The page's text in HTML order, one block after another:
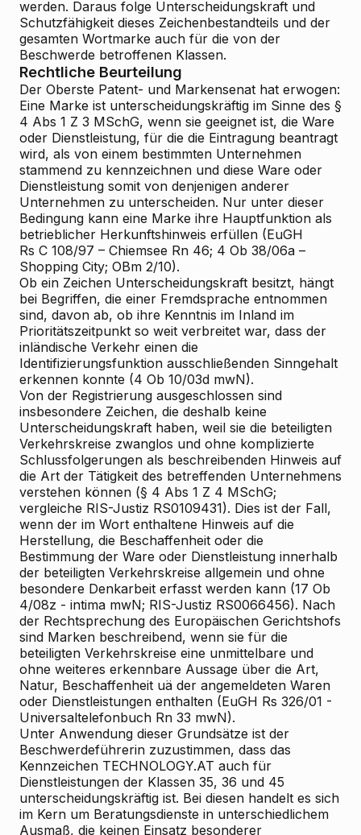
werden. Daraus folge Unterscheidungskraft und
Schutzfähigkeit dieses Zeichenbestandteils und der
gesamten Wortmarke auch für die von der
Beschwerde betroffenen Klassen.
Rechtliche Beurteilung
Der Oberste Patent- und Markensenat hat erwogen:
Eine Marke ist unterscheidungskräftig im Sinne des §
4 Abs 1 Z 3 MSchG, wenn sie geeignet ist, die Ware
oder Dienstleistung, für die die Eintragung beantragt
wird, als von einem bestimmten Unternehmen
stammend zu kennzeichnen und diese Ware oder
Dienstleistung somit von denjenigen anderer
Unternehmen zu unterscheiden. Nur unter dieser
Bedingung kann eine Marke ihre Hauptfunktion als
betrieblicher Herkunftshinweis erfüllen (EuGH
Rs C 108/97 – Chiemsee Rn 46; 4 Ob 38/06a –
Shopping City; OBm 2/10).
Ob ein Zeichen Unterscheidungskraft besitzt, hängt
bei Begriffen, die einer Fremdsprache entnommen
sind, davon ab, ob ihre Kenntnis im Inland im
Prioritätszeitpunkt so weit verbreitet war, dass der
inländische Verkehr einen die
Identifizierungsfunktion ausschließenden Sinngehalt
erkennen konnte (4 Ob 10/03d mwN).
Von der Registrierung ausgeschlossen sind
insbesondere Zeichen, die deshalb keine
Unterscheidungskraft haben, weil sie die beteiligten
Verkehrskreise zwanglos und ohne komplizierte
Schlussfolgerungen als beschreibenden Hinweis auf
die Art der Tätigkeit des betreffenden Unternehmens
verstehen können (§ 4 Abs 1 Z 4 MSchG;
vergleiche RIS-Justiz RS0109431). Dies ist der Fall,
wenn der im Wort enthaltene Hinweis auf die
Herstellung, die Beschaffenheit oder die
Bestimmung der Ware oder Dienstleistung innerhalb
der beteiligten Verkehrskreise allgemein und ohne
besondere Denkarbeit erfasst werden kann (17 Ob
4/08z - intima mwN; RIS-Justiz RS0066456). Nach
der Rechtsprechung des Europäischen Gerichtshofs
sind Marken beschreibend, wenn sie für die
beteiligten Verkehrskreise eine unmittelbare und
ohne weiteres erkennbare Aussage über die Art,
Natur, Beschaffenheit uä der angemeldeten Waren
oder Dienstleistungen enthalten (EuGH Rs 326/01 -
Universaltelefonbuch Rn 33 mwN).
Unter Anwendung dieser Grundsätze ist der
Beschwerdeführerin zuzustimmen, dass das
Kennzeichen TECHNOLOGY.AT auch für
Dienstleistungen der Klassen 35, 36 und 45
unterscheidungskräftig ist. Bei diesen handelt es sich
im Kern um Beratungsdienste in unterschiedlichem
Ausmaß, die keinen Einsatz besonderer